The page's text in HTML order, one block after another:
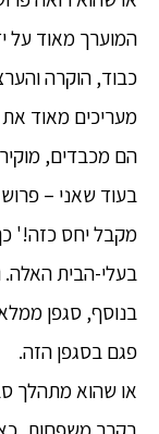
המוערך מאוד על
כבוד, הוקרה
מעריכים מאוד
הם מכבדים,
בעוד שאני –
מקבל יחס כזה!'
בעלי-הבית האלה.
בנוסף, סגפן
פגם בסגפן הזה.